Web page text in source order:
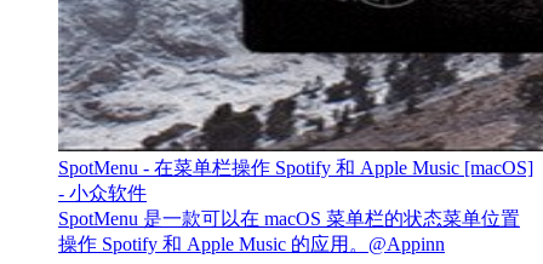
SpotMenu - 在菜单栏操作 Spotify 和 Apple Music [macOS]
- 小众软件
SpotMenu 是一款可以在 macOS 菜单栏的状态菜单位置
操作 Spotify 和 Apple Music 的应用。@Appinn